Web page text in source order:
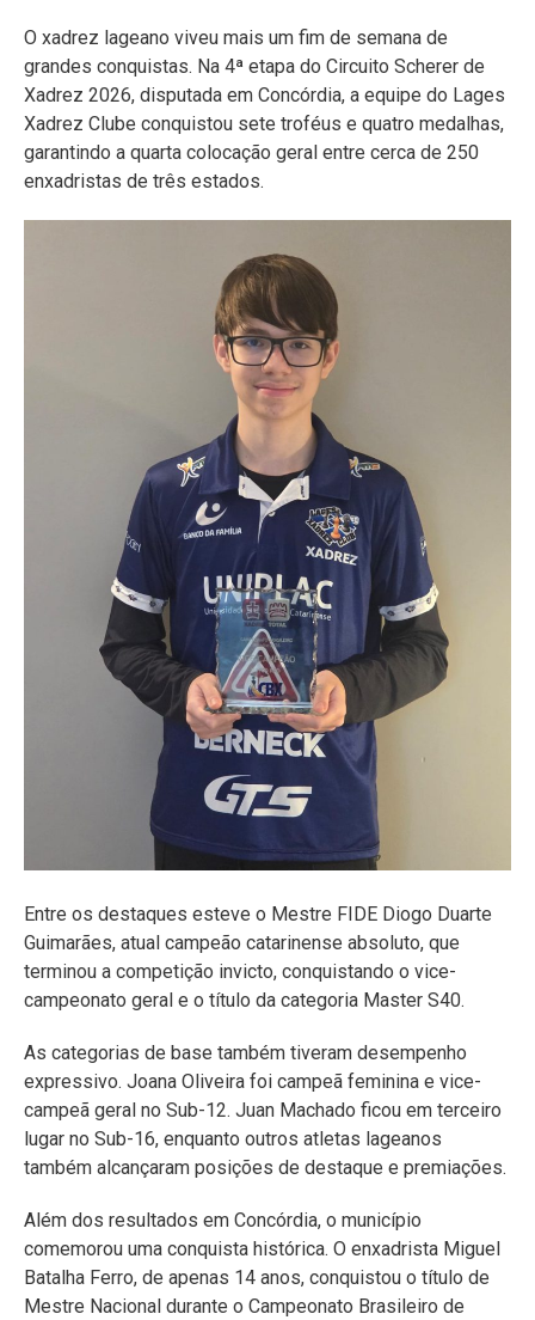
O xadrez lageano viveu mais um fim de semana de
grandes conquistas. Na 4ª etapa do Circuito Scherer de
Xadrez 2026, disputada em Concórdia, a equipe do Lages
Xadrez Clube conquistou sete troféus e quatro medalhas,
garantindo a quarta colocação geral entre cerca de 250
enxadristas de três estados.
Entre os destaques esteve o Mestre FIDE Diogo Duarte
Guimarães, atual campeão catarinense absoluto, que
terminou a competição invicto, conquistando o vice-
campeonato geral e o título da categoria Master S40.
As categorias de base também tiveram desempenho
expressivo. Joana Oliveira foi campeã feminina e vice-
campeã geral no Sub-12. Juan Machado ficou em terceiro
lugar no Sub-16, enquanto outros atletas lageanos
também alcançaram posições de destaque e premiações.
Além dos resultados em Concórdia, o município
comemorou uma conquista histórica. O enxadrista Miguel
Batalha Ferro, de apenas 14 anos, conquistou o título de
Mestre Nacional durante o Campeonato Brasileiro de